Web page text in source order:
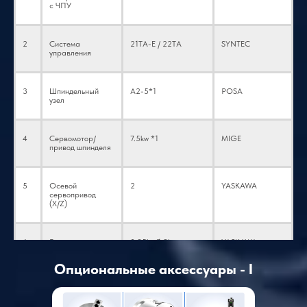
с ЧПУ
2
Система
управления
21TA-E / 22TA SYNTEC
3
Шпиндельный
узел
A2-5*1 POSA
4
Сервомотор/
привод шпинделя
7.5kw *1 MIGE
5
Осевой
сервопривод
(X/Z)
2 YASKAWA
6
Блок осевого
0.85kw/1.3kw YASKAWA
Двигатель
головки
(Дополнительно: 1
комплект силовой
Заводская
индивидуальная
Опциональные аксессуары - I